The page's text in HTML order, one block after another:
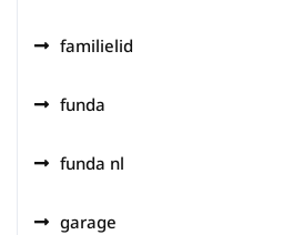
familielid
funda
funda nl
garage